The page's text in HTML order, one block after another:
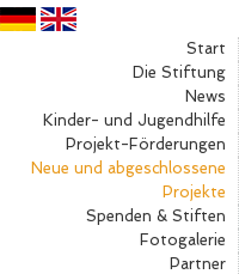
Start
Die Stiftung
News
Kinder- und Jugendhilfe
Projekt-Förderungen
Neue und abgeschlossene
Projekte
Spenden & Stiften
Fotogalerie
Partner